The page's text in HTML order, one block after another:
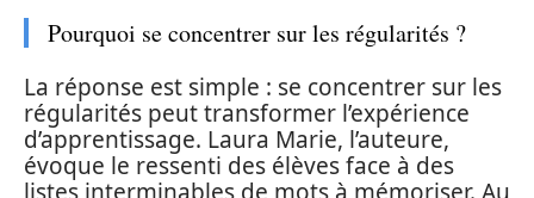
Pourquoi se concentrer sur les régularités ?
La réponse est simple : se concentrer sur les
régularités peut transformer l’expérience
d’apprentissage. Laura Marie, l’auteure,
évoque le ressenti des élèves face à des